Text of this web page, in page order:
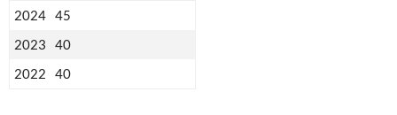
2024 45
2023
40
2022
40